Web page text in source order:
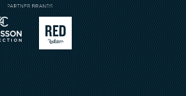
Kontakt
ARENA REWARDS